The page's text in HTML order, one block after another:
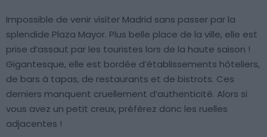
Impossible de venir visiter Madrid sans passer par la
splendide Plaza Mayor. Plus belle place de la ville, elle est
prise d’assaut par les touristes lors de la haute saison !
Gigantesque, elle est bordée d’établissements hôteliers,
de bars à tapas, de restaurants et de bistrots. Ces
derniers manquent cruellement d’authenticité. Alors si
vous avez un petit creux, préférez donc les ruelles
adjacentes !